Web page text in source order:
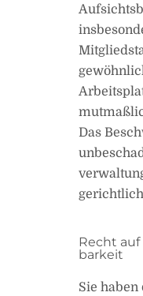
Das
Recht
barkeit
Sie haben